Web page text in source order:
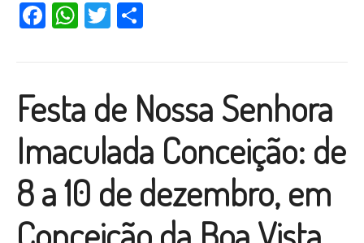
Facebook
WhatsApp
Twitter
Festa de Nossa Senhora
Imaculada Conceição: de
8 a 10 de dezembro, em